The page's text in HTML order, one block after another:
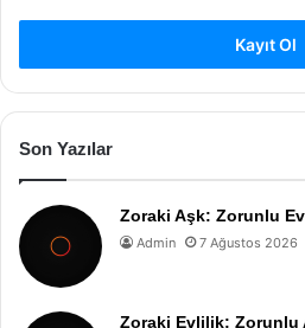
Kayıt Ol
Son Yazılar
Zoraki Aşk: Zorunlu
Admin 7 Ağustos 2026
Zoraki Evlilik: Zorunlu